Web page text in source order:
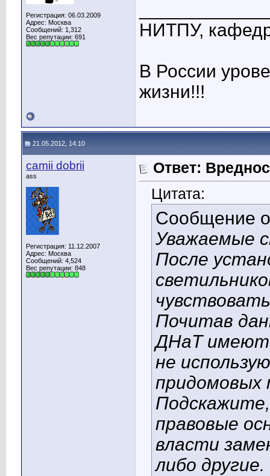
Регистрация: 06.03.2009
Адрес: Москва
Сообщений: 1,312
Вес репутации: 691
НИТПУ,
В России
жизни!!!
21.05.2012, 14:10
camii dobrii
ass
Регистрация: 11.12.2007
Адрес: Москва
Сообщений: 4,524
Вес репутации: 848
Ответ:
Цитата:
Сообщение
Уважаемые
После
Почитав
ДНаТ имеют
не
правовые
власти
либо